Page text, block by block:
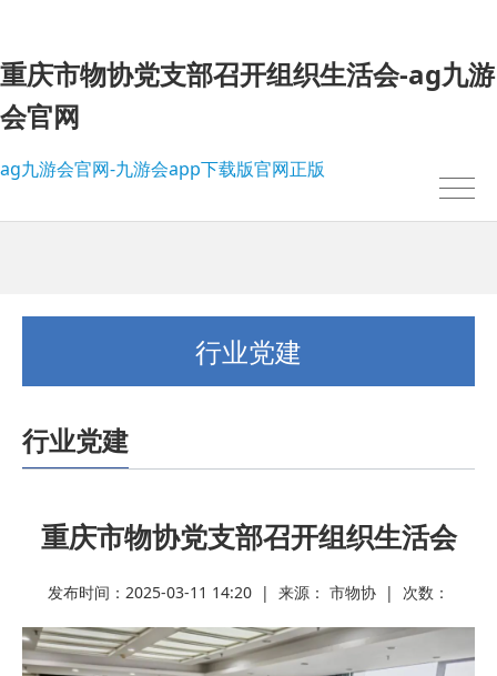
重庆市物协党支部召开组织生活会-ag九游
会官网
ag九游会官网-九游会app下载版官网正版
行业党建
行业党建
重庆市物协党支部召开组织生活会
发布时间：2025-03-11 14:20 | 来源： 市物协 | 次数：